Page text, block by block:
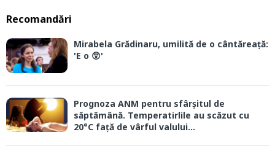
Recomandări
Mirabela Grădinaru, umilită de o cântăreață:
'E o 😲'
Prognoza ANM pentru sfârșitul de
săptămână. Temperatirlile au scăzut cu
20°C față de vârful valului...